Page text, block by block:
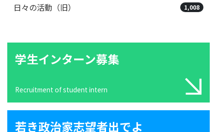
日々の活動（旧） 1,008
学生インターン募集
Recruitment of student intern
若き政治家志望者出でよ